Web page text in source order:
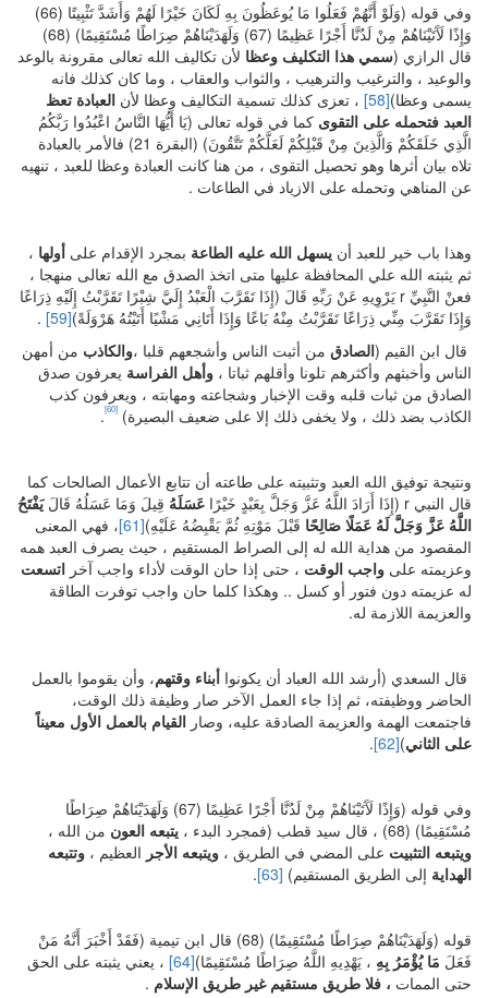
وفي قوله (وَلَوْ أَنَّهُمْ فَعَلُوا مَا يُوعَظُونَ بِهِ لَكَانَ خَيْرًا لَهُمْ وَأَشَدَّ تَثْبِيتًا (66)
وَإِذًا لَآَتَيْنَاهُمْ مِنْ لَدُنَّا أَجْرًا عَظِيمًا (67) وَلَهَدَيْنَاهُمْ صِرَاطًا مُسْتَقِيمًا) (68)
قال الرازي (سمي هذا التكليف وعظا لأن تكاليف الله تعالى مقرونة بالوعد
والوعيد ، والترغيب والترهيب ، والثواب والعقاب ، وما كان كذلك فانه
يسمى وعظا)[58] ، تعزى كذلك تسمية التكاليف وعظا لأن العبادة تعظ
العبد فتحمله على التقوى كما في قوله تعالى (يَا أَيُّهَا النَّاسُ اعْبُدُوا رَبَّكُمُ
الَّذِي خَلَقَكُمْ وَالَّذِينَ مِنْ قَبْلِكُمْ لَعَلَّكُمْ تَتَّقُونَ) (البقرة 21) فالأمر بالعبادة
تلاه بيان أثرها وهو تحصيل التقوى ، من هنا كانت العبادة وعظا للعبد ، تنهيه
عن المناهي وتحمله على الازياد في الطاعات .
وهذا باب خير للعبد أن يسهل الله عليه الطاعة بمجرد الإقدام على أولها ،
ثم يثبته الله علي المحافظة عليها متى اتخذ الصدق مع الله تعالى منهجا ،
فعنْ النَّبِيِّ r يَرْوِيهِ عَنْ رَبِّهِ قَالَ (إِذَا تَقَرَّبَ الْعَبْدُ إِلَيَّ شِبْرًا تَقَرَّبْتُ إِلَيْهِ ذِرَاعًا
وَإِذَا تَقَرَّبَ مِنِّي ذِرَاعًا تَقَرَّبْتُ مِنْهُ بَاعًا وَإِذَا أَتَانِي مَشْيًا أَتَيْتُهُ هَرْوَلَةً)[59]
.
قال ابن القيم (الصادق من أثبت الناس وأشجعهم قلبا ،والكاذب من أمهن
الناس وأخبثهم وأكثرهم تلونا وأقلهم ثباتا ، وأهل الفراسة يعرفون صدق
الصادق من ثبات قلبه وقت الإخبار وشجاعته ومهابته ، ويعرفون كذب
الكاذب بضد ذلك ، ولا يخفى ذلك إلا على ضعيف البصيرة) [60]
.
ونتيجة توفيق الله العبد وتثبيته على طاعته أن تتابع الأعمال الصالحات كما
قال النبي r (إِذَا أَرَادَ اللَّهُ عَزَّ وَجَلَّ بِعَبْدٍ خَيْرًا
عَسَلَهُ قِيلَ وَمَا عَسَلُهُ قَالَيَفْتَحُ
اللَّهُ عَزَّ وَجَلَّ لَهُ عَمَلًا صَالِحًا قَبْلَ مَوْتِهِ ثُمَّ يَقْبِضُهُ عَلَيْهِ)[61]
، فهي المعنى
المقصود من هداية الله له إلى الصراط المستقيم ، حيث يصرف العبد همه
وعزيمته على واجب الوقت ، حتى إذا حان الوقت لأداء واجب آخر اتسعت
له عزيمته دون فتور أو كسل .. وهكذا كلما حان واجب توفرت الطاقة
والعزيمة اللازمة له.
قال السعدي (أرشد الله العباد أن يكونوا أبناء وقتهم، وأن يقوموا بالعمل
الحاضر ووظيفته، ثم إذا جاء العمل الآخر صار وظيفة ذلك الوقت،
فاجتمعت الهمة والعزيمة الصادقة عليه، وصار القيام بالعمل الأول معيناً
على الثاني)
[62]
.
وفي قوله (وَإِذًا لَآَتَيْنَاهُمْ مِنْ لَدُنَّا أَجْرًا عَظِيمًا (67) وَلَهَدَيْنَاهُمْ صِرَاطًا
مُسْتَقِيمًا) (68) ، قال سيد قطب (فمجرد البدء ،
يتبعه العون من الله ،
ويتبعه التثبيت على المضي في الطريق ، ويتبعه الأجر العظيم ، وتتبعه
الهداية إلى الطريق المستقيم) [63]
.
قوله (وَلَهَدَيْنَاهُمْ صِرَاطًا مُسْتَقِيمًا) (68) قال ابن تيمية (فَقَدْ أَخْبَرَ أَنَّهُ مَنْ
فَعَلَ مَا يُؤْمَرُ بِهِ ، يَهْدِيهِ اللَّهُ صِرَاطًا مُسْتَقِيمًا)[64]
، يعني يثبته على الحق
حتى الممات ، فلا طريق مستقيم غير طريق الإسلام .